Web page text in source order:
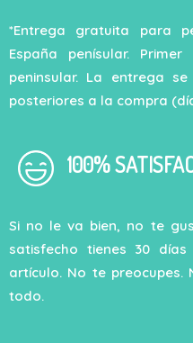
*Entrega gratuita para
España penísular.
peninsular. La entrega
posteriores a la compra
100%
Si no le va bien, no te
satisfecho tienes 30
artículo. No te
todo.